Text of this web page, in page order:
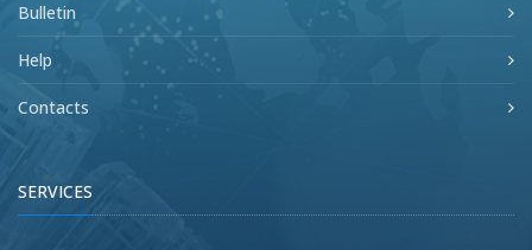
Bulletin
Help
Contacts
SERVICES